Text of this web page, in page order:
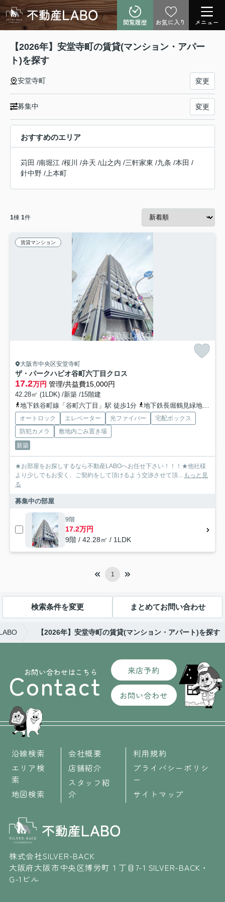
閲覧履歴 お気に入り メニュー
【2026年】安堂寺町の賃貸(マンション・アパー
ト)を探す
安堂寺町 変更
募集中 変更
おすすめのエリア
苅田 /南堀江 /桜川 /弁天 /山之内 /三軒家東 /九条 /本田 /
針中野 / 上本町
1棟 1件
賃貸マンション
大阪市中央区安堂寺町
ザ・パークハビオ谷町六丁目クロス
17.2万円 管理/共益費15,000円
42.28㎡ (1LDK) /新築 /15階建
地下鉄谷町線「谷町六丁目」駅 徒歩1分
地下鉄長堀鶴見緑地「谷町六丁目」駅 徒歩1分
オートロック エレベーター 光ファイバー
宅配ボックス
防犯カメラ
敷地内ごみ置き場
新築
★お部屋をお探しするなら不動産LABOへお任せ下さい！！！★他社様
より少しでもお安く、ご契約をして頂けるよう交渉させて頂...
もっと見
る
募集中の部屋
9階
17.2万円
9階 / 42.28㎡ / 1LDK
1
検索条件を変更 まとめてお問い合わせ
【2026年】安堂寺町の賃貸(マンション・アパート)を探す
お問い合わせはこちら
Contact 来店予約
お問い合わせ
沿線検索
エリア検
索
地図検索
会社概要
店舗紹介
スタッフ紹
介
利用規約
プライバシーポリシ
ー
サイトマップ
株式会社SILVER-BACK
大阪府大阪市中央区博労町１丁目7-1 SILVER-BACK・
G-1ビル